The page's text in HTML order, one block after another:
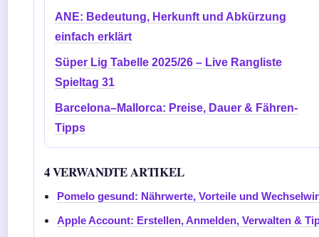
ANE: Bedeutung, Herkunft und Abkürzung
einfach erklärt
Süper Lig Tabelle 2025/26 – Live Rangliste
Spieltag 31
Barcelona–Mallorca: Preise, Dauer & Fähren-
Tipps
4 VERWANDTE ARTIKEL
Pomelo gesund: Nährwerte, Vorteile und
Apple Account: Erstellen, Anmelden, Verwalten &